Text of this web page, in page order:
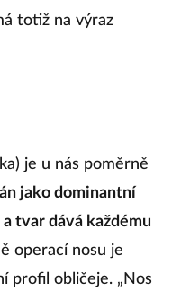
totiž na výraz
je u nás poměrně
jako dominantní
tvar dává každému
operací nosu je
profil obličeje. „Nos